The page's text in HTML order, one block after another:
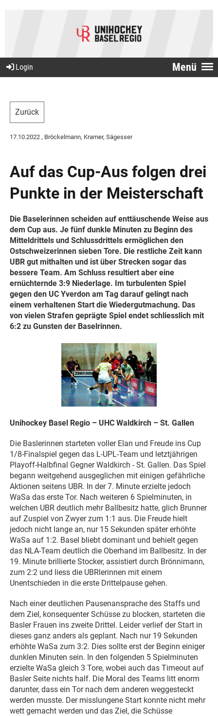
Menü
Login
Zurück
17.10.2022 , Bröckelmann, Kramer, Sägesser
Auf das Cup-Aus folgen drei
Punkte in der Meisterschaft
Die Baselerinnen scheiden auf enttäuschende Weise aus
dem Cup aus. Je fünf dunkle Minuten zu Beginn des
Mitteldrittels und Schlussdrittels ermöglichen den
Ostschweizerinnen sieben Tore. Die restliche Zeit kann
UBR gut mithalten und ist über Strecken sogar das
bessere Team. Am Schluss resultiert aber eine
ernüchternde 3:9 Niederlage. Im turbulenten Spiel
gegen den UC Yverdon am Tag darauf gelingt nach
einem verhaltenen Start die Wiedergutmachung. Das
von vielen Strafen geprägte Spiel endet schliesslich mit
6:2 zu Gunsten der Baselrinnen.
Unihockey Basel Regio – UHC Waldkirch – St. Gallen
Die Baslerinnen starteten voller Elan und Freude ins Cup
1/8-Finalspiel gegen das L-UPL-Team und letztjährigen
Playoff-Halbfinal Gegner Waldkirch - St. Gallen. Das Spiel
begann weitgehend ausgeglichen mit einigen gefährliche
Aktionen seitens UBR. In der 7. Minute erzielte jedoch
WaSa das erste Tor. Nach weiteren 6 Spielminuten, in
welchen UBR deutlich mehr Ballbesitz hatte, glich Brunner
auf Zuspiel von Zwyer zum 1:1 aus. Die Freude hielt
jedoch nicht lange an, nur 15 Sekunden später erhöhte
WaSa auf 1:2. Basel bliebt dominant und behielt gegen
das NLA-Team deutlich die Oberhand im Ballbesitz. In der
19. Minute brillierte Stocker, assistiert durch Brönnimann,
zum 2:2 und liess die UBRlerinnen mit einem
Unentschieden in die erste Drittelpause gehen.
Nach einer deutlichen Pausenansprache des Staffs und
dem Ziel, konsequenter Schüsse zu blocken, starteten die
Basler Frauen ins zweite Drittel. Leider verlief der Start in
dieses ganz anders als geplant. Nach nur 19 Sekunden
erhöhte WaSa zum 3:2. Dies sollte erst der Beginn einiger
dunklen Minuten sein. In den folgenden 5 Spielminuten
erzielte WaSa gleich 3 Tore, wobei auch das Timeout auf
Basler Seite nichts half. Die Moral des Teams litt enorm
darunter, dass ein Tor nach dem anderen weggesteckt
werden musste. Der misslungene Start konnte nicht mehr
wett gemacht werden und das Ziel, die Schüsse